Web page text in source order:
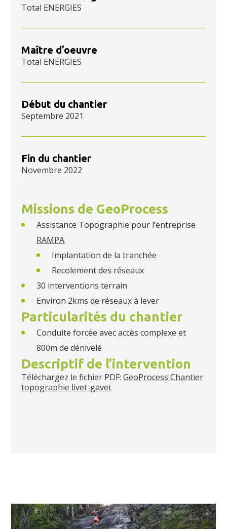
Total ENERGIES
Maître d’oeuvre
Total ENERGIES
Début du chantier
Septembre 2021
Fin du chantier
Novembre 2022
Missions de GeoProcess
Assistance Topographie pour l’entreprise
RAMPA
Implantation de la tranchée
Recolement des réseaux
30 interventions terrain
Environ 2kms de réseaux à lever
Particularités du chantier
Conduite forcée avec accès complexe et
800m de dénivelé
Descriptif de l’intervention
Téléchargez le fichier PDF:GeoProcess Chantier
topographie livet-gavet